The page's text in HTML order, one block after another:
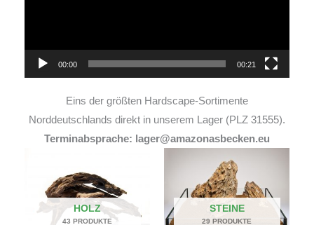
00:00 00:21
Eins der größten Hardscape-Sortimente
Norddeutschlands direkt in unserem Lager (PLZ 31555).
Terminabsprache: lager@amazonasbecken.eu
HOLZ
43 PRODUKTE
STEINE
29 PRODUKTE